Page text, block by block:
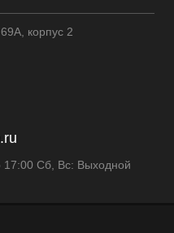
корпус 2
17:00 Сб, Вс: Выходной